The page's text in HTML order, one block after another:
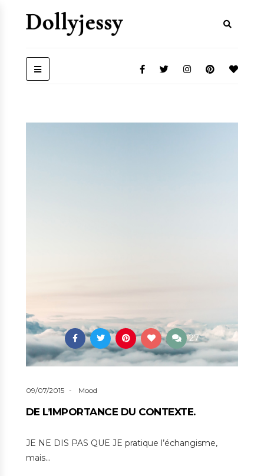
27
09/07/2015 Mood
DE L’IMPORTANCE DU CONTEXTE.
JE NE DIS PAS QUE JE pratique l’échangisme,
mais…